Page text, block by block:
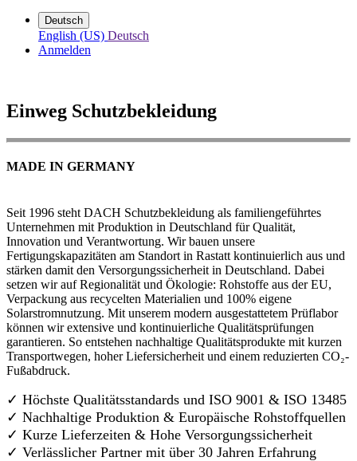
Deutsch
English (US) Deutsch
Anmelden
Einweg Schutzbekleidung
MADE IN GERMANY
Seit 1996 steht DACH Schutzbekleidung als familiengeführtes
Unternehmen mit Produktion in Deutschland für Qualität,
Innovation und Verantwortung. Wir bauen unsere
Fertigungskapazitäten am Standort in Rastatt kontinuierlich aus und
stärken damit den Versorgungssicherheit in Deutschland. Dabei
setzen wir auf Regionalität und Ökologie: Rohstoffe aus der EU,
Verpackung aus recycelten Materialien und 100% eigene
Solarstromnutzung. Mit unserem modern ausgestattetem Prüflabor
können wir extensive und kontinuierliche Qualitätsprüfungen
garantieren. So entstehen nachhaltige Qualitätsprodukte mit kurzen
Transportwegen, hoher Liefersicherheit und einem reduzierten CO₂-
Fußabdruck.
✓ Höchste Qualitätsstandards und ISO 9001 & ISO 13485
✓ Nachhaltige Produktion & Europäische Rohstoffquellen
✓ Kurze Lieferzeiten & Hohe Versorgungssicherheit
✓ Verlässlicher Partner mit über 30 Jahren Erfahrung